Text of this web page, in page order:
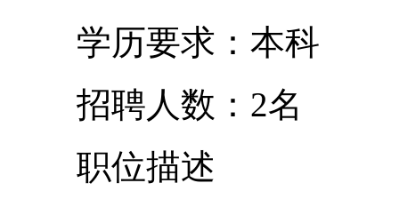
学历要求：本科
招聘人数：2名
职位描述